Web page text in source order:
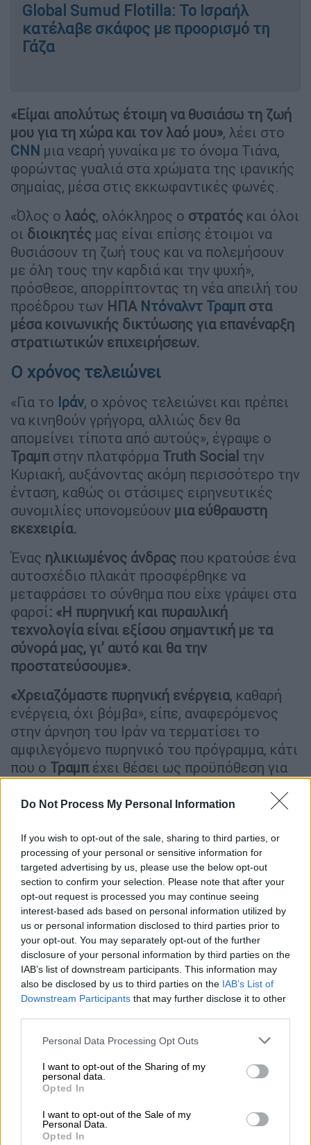
Do Not Process My Personal Information
If you wish to opt-out of the sale, sharing to third parties, or
processing of your personal or sensitive information for
targeted advertising by us, please use the below opt-out
section to confirm your selection. Please note that after your
opt-out request is processed you may continue seeing
interest-based ads based on personal information utilized by
us or personal information disclosed to third parties prior to
your opt-out. You may separately opt-out of the further
disclosure of your personal information by third parties on the
IAB’s list of downstream participants. This information may
also be disclosed by us to third parties on the IAB’s List of
Downstream Participants that may further disclose it to other
Please note that this website/app uses one or more Google
not limited to your visit or usage behaviour. You may click to
grant or deny consent to Google and its third-party tags to
use your data for below specified purposes in below Google
consent section.
Personal Data Processing Opt Outs
I want to opt-out of the Sharing of my
personal data.
Opted In
I want to opt-out of the Sale of my
Personal Data.
Opted In
Global Sumud Flotilla: Το Ισραήλ
κατέλαβε σκάφος με προορισμό τη
Γάζα
«Είμαι απολύτως έτοιμη να θυσιάσω τη ζωή
μου για τη χώρα και τον λαό μου», λέει στο
CNN μια νεαρή γυναίκα με το όνομα Τιάνα,
φορώντας γυαλιά στα χρώματα της ιρανικής
σημαίας, μέσα στις εκκωφαντικές φωνές.
«Όλος ο λαός, ολόκληρος ο στρατός και όλοι
οι διοικητές μας είναι επίσης έτοιμοι να
θυσιάσουν τη ζωή τους και να πολεμήσουν
με όλη τους την καρδιά και την ψυχή»,
πρόσθεσε, απορρίπτοντας τη νέα απειλή του
προέδρου των ΗΠΑ Ντόναλντ Τραμπστα
μέσα κοινωνικής δικτύωσης για επανέναρξη
στρατιωτικών επιχειρήσεων.
O χρόνος τελειώνει
«Για το Ιράν, ο χρόνος τελειώνει και πρέπει
να κινηθούν γρήγορα, αλλιώς δεν θα
απομείνει τίποτα από αυτούς», έγραψε ο
Τραμπστην πλατφόρμα Truth Social την
Κυριακή, αυξάνοντας ακόμη περισσότερο την
ένταση, καθώς οι στάσιμες ειρηνευτικές
συνομιλίες υπονομεύουν μια εύθραυστη
εκεχειρία.
Ένας ηλικιωμένος άνδρας που κρατούσε ένα
αυτοσχέδιο πλακάτ προσφέρθηκε να
μεταφράσει το σύνθημα που είχε γράψει στα
φαρσί: «Η πυρηνική και πυραυλική
τεχνολογία είναι εξίσου σημαντική με τα
σύνορά μας, γι’ αυτό και θα την
προστατεύσουμε».
«Χρειαζόμαστε πυρηνική ενέργεια, καθαρή
ενέργεια, όχι βόμβα», είπε, αναφερόμενος
στην άρνηση του Ιράν να τερματίσει το
αμφιλεγόμενο πυρηνικό του πρόγραμμα, κάτι
που ο Τραμπέχει θέσει ως προϋπόθεση για
ξέρει ότι δεν έχουμε βόμβα, αλλά
μας επιτίθεται έτσι κι αλλιώς», πρόσθεσε.
«Ξέρουμε ότι αυτός ο πόλεμος δεν έχει
τελειώσει. Ξέρουμε ότι οΤραμπδεν
πρόκειται πραγματικά να διαπραγματευτεί»,
είπε ηΦατιμά, η οποία ανέφερε ότι
μεγάλωσε στο Λονδίνο και στο Ντουμπάι.
«Απλώς θα λέει“κάντε ό,τι σας λέω αλλιώς
θα σας σκοτώσω”.Και μετά θα μας επιτεθεί
ακόμη κι αν κάνουμε ό,τι ζητά», πρόσθεσε.
τη χώρα κάθε βράδυ εδώ και σχεδόν τρεις
μήνες, ουσιαστικά από τηνέναρξη του
πολέμου.
Όμως τις τελευταίες ημέρες έχουν
εμφανιστεί δημόσια περίπτερα
όπλων, όπου